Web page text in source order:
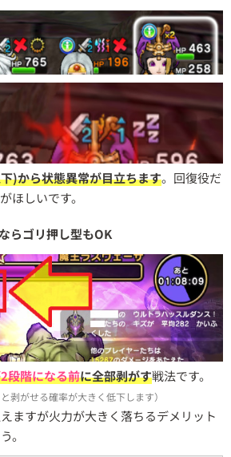
)から状態異常が目立ちます。回復役だ
がほしいです。
らゴリ押し型もOK
段階になる前に全部剥がす戦法です。
剥がせる確率が大きく低下します）
ますが火力が大きく落ちるデメリット
。